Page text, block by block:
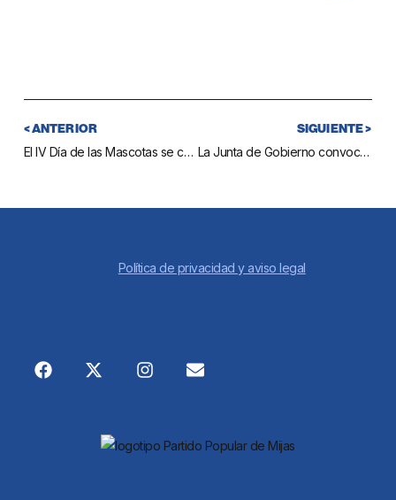
< ANTERIOR
El IV Día de las Mascotas se celebra el domingo 21
SIGUIENTE >
La Junta de Gobierno convoca dos licencias de coches de caballos para La Cala
Política de privacidad y aviso legal